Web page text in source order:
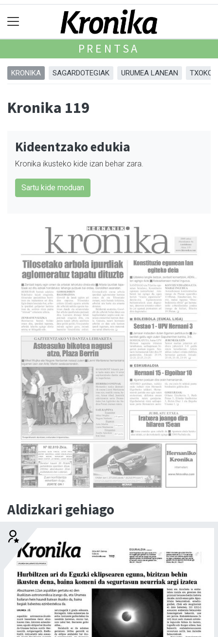
PRENTSA
KRONIKA SAGARDOTEGIAK URUMEA LANEAN
Kronika 119
Kideentzako edukia
Kronika ikusteko kide izan behar zara.
Sartu kide moduan
Aldizkari gehiago